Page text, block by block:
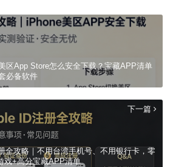
区App Store怎么安全下载？宝藏APP清单
必备软件
下一篇
全攻略｜不用台湾手机号、不用银行卡，零
戏+高分宝藏APP清单